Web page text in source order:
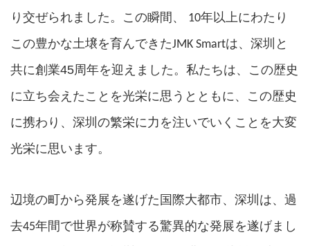
り交ぜられました。この瞬間 、
10年以上にわたり
この豊かな土壌を育んできたJMK Smartは、 深圳と
共に創業45周年を迎えまし た。私たちは、この歴史
に立ち会えたことを光栄に思うとともに、この歴史
に携わり、深圳の繁栄に力を注いでいくことを大変
光栄に思います。
辺境の町から発展を遂げた国際大都市、深圳は、過
去45年間で世界が称賛する驚異的な発展を遂げまし